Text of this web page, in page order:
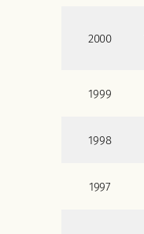
2000
1999
1998
1997